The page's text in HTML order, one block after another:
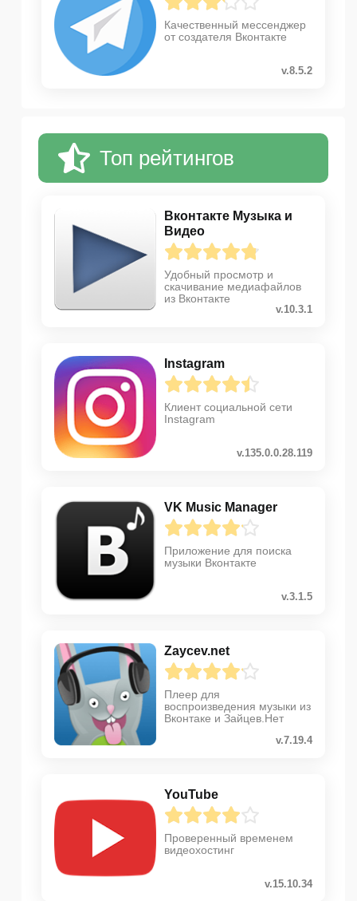
Качественный мессенджер
от создателя Вконтакте
v.8.5.2
Топ рейтингов
Вконтакте Музыка и
Видео
Удобный просмотр и
скачивание медиафайлов
из Вконтакте
v.10.3.1
Instagram
Клиент социальной сети
Instagram
v.135.0.0.28.119
VK Music Manager
Приложение для поиска
музыки Вконтакте
v.3.1.5
Zaycev.net
Плеер для
воспроизведения музыки из
Вконтаке и Зайцев.Нет
v.7.19.4
YouTube
Проверенный временем
видеохостинг
v.15.10.34